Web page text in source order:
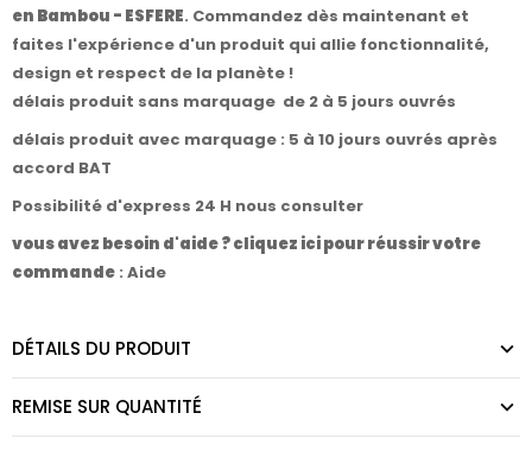
en Bambou - ESFERE. Commandez dès maintenant et
faites l'expérience d'un produit qui allie fonctionnalité,
design et respect de la planète !
délais produit sans marquage de 2 à 5 jours ouvrés
délais produit avec marquage : 5 à 10 jours ouvrés après
accord BAT
Possibilité d'express 24 H nous consulter
vous avez besoin d'aide ? cliquez ici pour réussir votre
commande : Aide
DÉTAILS DU PRODUIT
REMISE SUR QUANTITÉ